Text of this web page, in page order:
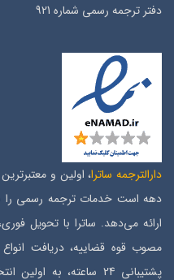
دفتر ترجمه رسمی شماره 921
دارالترجمه ساترا، اولین و
ارائه می‌دهد. ساترا با تحویل
مصوب قوه قضاییه، دریافت